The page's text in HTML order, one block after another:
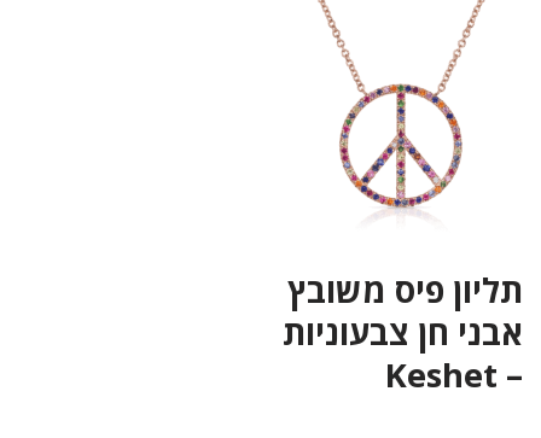
תליון פיס משובץ
אבני חן צבעוניות
– Keshet